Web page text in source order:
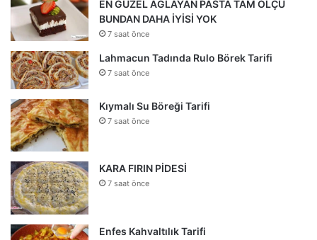
EN GÜZEL AĞLAYAN PASTA TAM ÖLÇÜ
BUNDAN DAHA İYİSİ YOK
7 saat önce
Lahmacun Tadında Rulo Börek Tarifi
7 saat önce
Kıymalı Su Böreği Tarifi
7 saat önce
KARA FIRIN PİDESİ
7 saat önce
Enfes Kahvaltılık Tarifi